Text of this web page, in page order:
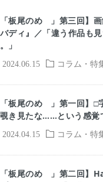
2024.06.15 コラム・特
「板尾のめ゙」第三回】
ディ』／「違う作品も
」
2024.04.15 コラム・特
「板尾のめ゙」第一回】□
覗き見たな……という感覚
「板尾のめ゙」第二回】